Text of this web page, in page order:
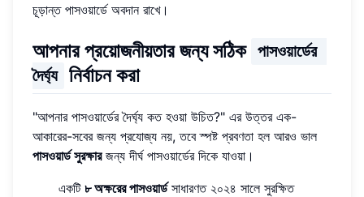
চূড়ান্ত পাসওয়ার্ডে অবদান রাখে।
আপনার প্রয়োজনীয়তার জন্য সঠিক পাসওয়ার্ডের
দৈর্ঘ্য নির্বাচন করা
"আপনার পাসওয়ার্ডের দৈর্ঘ্য কত হওয়া উচিত?" এর উত্তর এক-
আকারের-সবের জন্য প্রযোজ্য নয়, তবে স্পষ্ট প্রবণতা হল আরও ভাল
পাসওয়ার্ড সুরক্ষারজন্য দীর্ঘ পাসওয়ার্ডের দিকে যাওয়া।
একটি ৮ অক্ষরের পাসওয়ার্ডসাধারণত ২০২৪ সালে সুরক্ষিত